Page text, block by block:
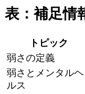
表：補足情
トピック
弱さの定義
弱さとメンタルヘ
ルス